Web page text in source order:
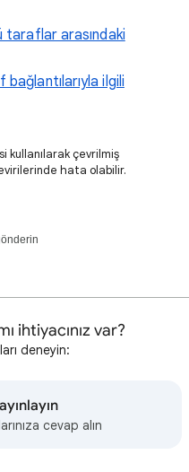
taraflar arasındaki
ilgili
kullanılarak çevrilmiş
hata olabilir.
ihtiyacınız var?
deneyin:
cevap alın